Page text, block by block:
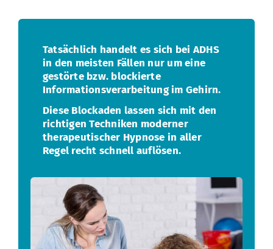
Tatsächlich handelt es sich bei ADHS
in den meisten Fällen nur um eine
gestörte bzw. blockierte
Informationsverarbeitung im Gehirn.
Diese Blockaden lassen sich mit den
richtigen Techniken moderner
therapeutischer Hypnose in aller
Regel recht schnell auflösen.